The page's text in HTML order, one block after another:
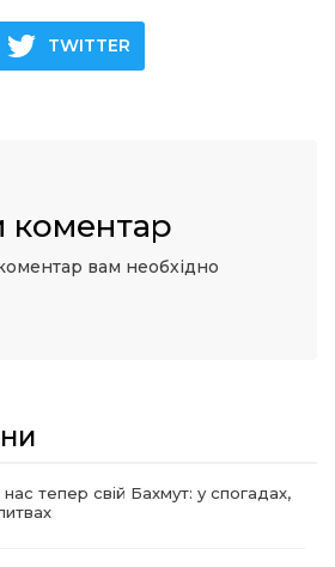
TWITTER
коментар
вам необхідно
тепер свій Бахмут: у спогадах,